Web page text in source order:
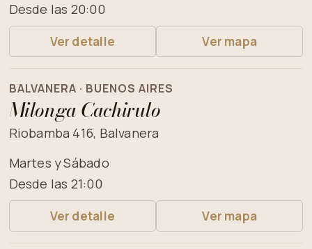
Desde las 20:00
Ver detalle Ver mapa
BALVANERA · BUENOS AIRES
Milonga Cachirulo
Riobamba 416, Balvanera
Martes y Sábado
Desde las 21:00
Ver detalle Ver mapa